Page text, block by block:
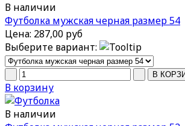
В наличии
Футболка мужская черная размер 54
Цена: 287,00 руб
Выберите вариант:
В корзину
В наличии